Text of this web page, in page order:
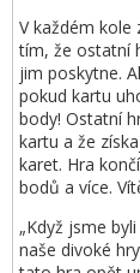
V každém kole
tím, že ostatní
jim poskytne.
pokud kartu
body! Ostatní
kartu a že
karet. Hra
bodů a více.
„Když jsme
naše divoké